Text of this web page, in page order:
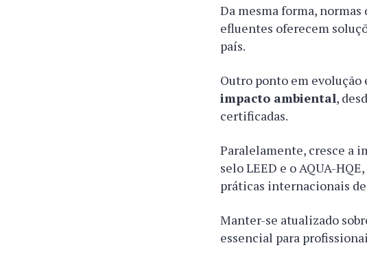
Da mesma forma,
efluentes oferecem
país.
Outro ponto em
impacto ambiental,
certificadas.
Paralelamente, cresce a
selo LEED e o AQUA-
práticas internacionais
Manter-se atualizado
essencial para